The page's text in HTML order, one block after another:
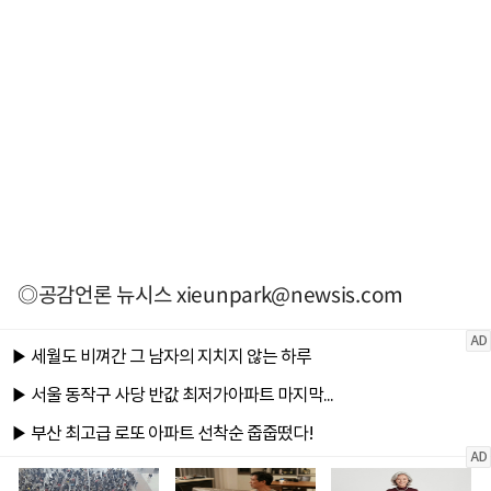
◎공감언론 뉴시스xieunpark@newsis.com